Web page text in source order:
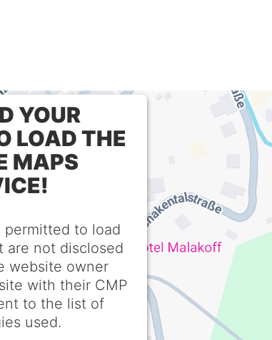
YOUR
LOAD THE
MAPS
to load
are not disclosed
website owner
with their CMP
to the list of
used.